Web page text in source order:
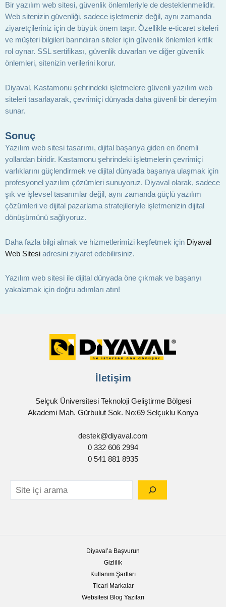
Bir yazılım web sitesi, güvenlik önlemleriyle de desteklenmelidir.
Web sitenizin güvenliği, sadece işletmeniz değil, aynı zamanda
ziyaretçileriniz için de büyük önem taşır. Özellikle e-ticaret siteleri
ve müşteri bilgileri barındıran siteler için güvenlik önlemleri kritik
rol oynar. SSL sertifikası, güvenlik duvarları ve diğer güvenlik
önlemleri, sitenizin verilerini korur.
Diyaval, Kastamonu şehrindeki işletmelere güvenli yazılım web
siteleri tasarlayarak, çevrimiçi dünyada daha güvenli bir deneyim
sunar.
Sonuç
Yazılım web sitesi tasarımı, dijital başarıya giden en önemli
yollardan biridir. Kastamonu şehrindeki işletmelerin çevrimiçi
varlıklarını güçlendirmek ve dijital dünyada başarıya ulaşmak için
profesyonel yazılım çözümleri sunuyoruz. Diyaval olarak, sadece
şık ve işlevsel tasarımlar değil, aynı zamanda güçlü yazılım
çözümleri ve dijital pazarlama stratejileriyle işletmenizin dijital
dönüşümünü sağlıyoruz.
Daha fazla bilgi almak ve hizmetlerimizi keşfetmek için Diyaval
Web Sitesi adresini ziyaret edebilirsiniz.
Yazılım web sitesi ile dijital dünyada öne çıkmak ve başarıyı
yakalamak için doğru adımları atın!
İletişim
Selçuk Üniversitesi Teknoloji Geliştirme Bölgesi
Akademi Mah. Gürbulut Sok. No:69 Selçuklu Konya
destek@diyaval.com
0 332 606 2994
0 541 881 8935
Diyaval’a Başvurun
Gizlilik
Kullanım Şartları
Ticari Markalar
Websitesi Blog Yazıları